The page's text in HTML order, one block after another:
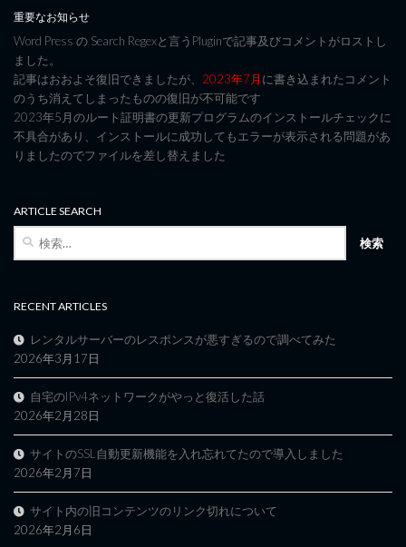
重要なお知らせ
Word Press の Search Regexと言うPluginで記事及びコメントがロストし
ました。
記事はおおよそ復旧できましたが、 2023年7月に書き込まれたコメント
のうち消えてしまったものの復旧が不可能です
2023年5月のルート証明書の更新プログラムのインストールチェックに
不具合があり、インストールに成功してもエラーが表示される問題があ
りましたのでファイルを差し替えました
ARTICLE SEARCH
検
RECENT ARTICLES
レンタルサーバーのレスポンスが悪すぎるので調べてみた
2026年3月17日
自宅のIPv4ネットワークがやっと復活した話
2026年2月28日
サイトのSSL自動更新機能を入れ忘れてたので導入しました
2026年2月7日
サイト内の旧コンテンツのリンク切れについて
2026年2月6日